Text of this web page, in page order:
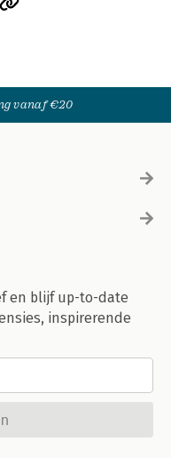
vanaf €20
en blijf up-to-date
inspirerende